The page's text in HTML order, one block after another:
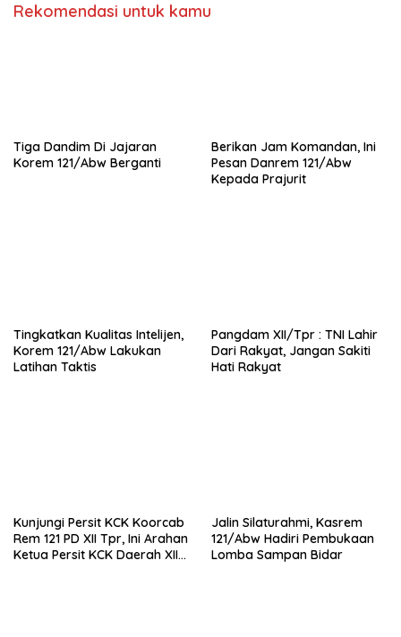
Rekomendasi untuk kamu
Tiga Dandim Di Jajaran
Korem 121/Abw Berganti
Berikan Jam Komandan, Ini
Pesan Danrem 121/Abw
Kepada Prajurit
Tingkatkan Kualitas Intelijen,
Korem 121/Abw Lakukan
Latihan Taktis
Pangdam XII/Tpr : TNI Lahir
Dari Rakyat, Jangan Sakiti
Hati Rakyat
Kunjungi Persit KCK Koorcab
Rem 121 PD XII Tpr, Ini Arahan
Ketua Persit KCK Daerah XII
Jalin Silaturahmi, Kasrem
121/Abw Hadiri Pembukaan
Lomba Sampan Bidar